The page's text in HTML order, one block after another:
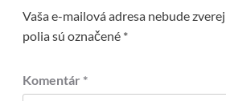
Vaša e-mailová adresa nebude
polia sú označené *
Komentár *